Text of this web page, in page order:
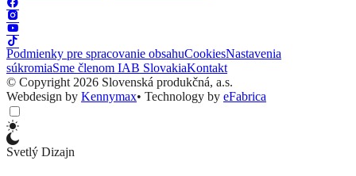
Podmienky pre spracovanie obsahuCookiesNastavenia
súkromiaSme členom IAB SlovakiaKontakt
© Copyright 2026 Slovenská produkčná, a.s.
Webdesign by Kennymax• Technology by eFabrica
Svetlý Dizajn